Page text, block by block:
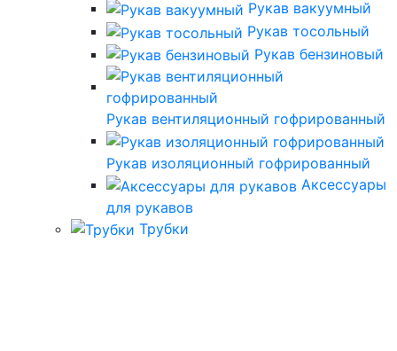
Рукав вакуумный
Рукав тосольный
Рукав бензиновый
Рукав вентиляционный гофрированный
Рукав изоляционный гофрированный
Аксессуары
для рукавов
Трубки